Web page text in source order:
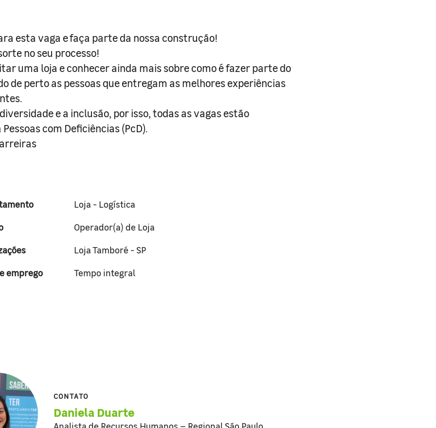
esta vaga e faça parte da nossa construção!
no seu processo!
uma loja e conhecer ainda mais sobre como é fazer parte do
de perto as pessoas que entregam as melhores experiências
e a inclusão, por isso, todas as vagas estão
com Deficiências (PcD).
Loja - Logística
Operador(a) de Loja
Loja Tamboré - SP
emprego
Tempo integral
CONTATO
Daniela Duarte